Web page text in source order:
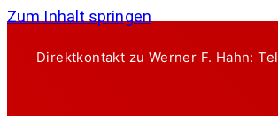
Zum Inhalt springen
Direktkontakt zu Werner F. Hahn: Tel